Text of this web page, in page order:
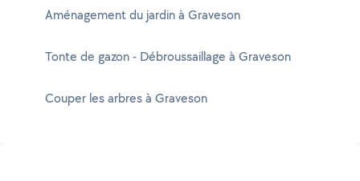
Aménagement du jardin à Graveson
Tonte de gazon - Débroussaillage à Graveson
Couper les arbres à Graveson